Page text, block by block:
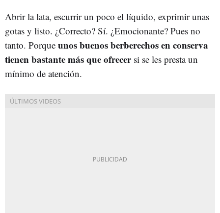
Abrir la lata, escurrir un poco el líquido, exprimir unas
gotas y listo. ¿Correcto? Sí. ¿Emocionante? Pues no
tanto. Porque unos buenos berberechos en conserva
tienen bastante más que ofrecersi se les presta un
mínimo de atención.